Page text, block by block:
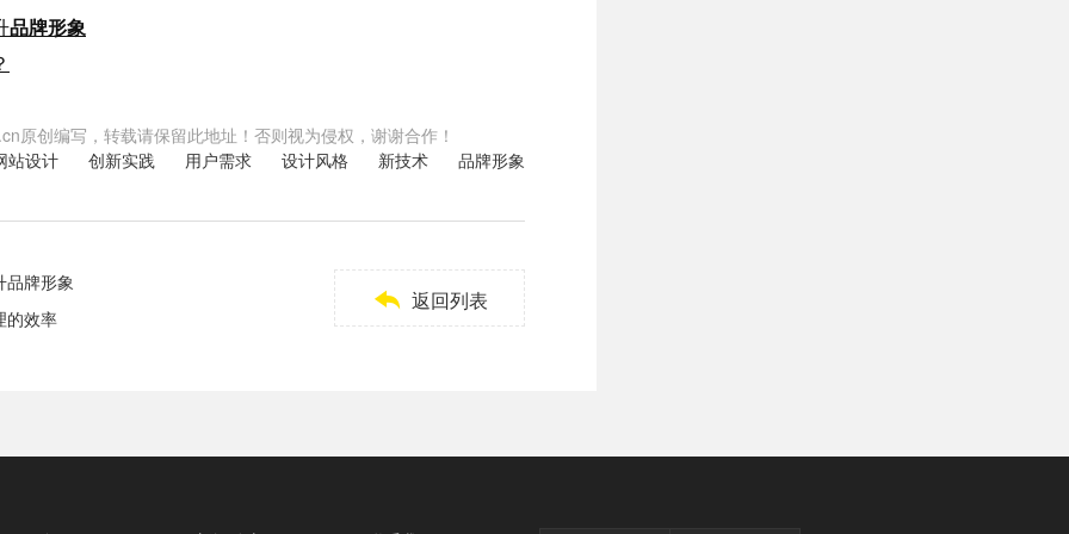
品牌形象
原创编写，转载请保留此地址！否则视为侵权，谢谢合作！
站设计
创新实践 用户需求 设计风格 新技术 品牌形象
品牌形象
的效率
 返回列表